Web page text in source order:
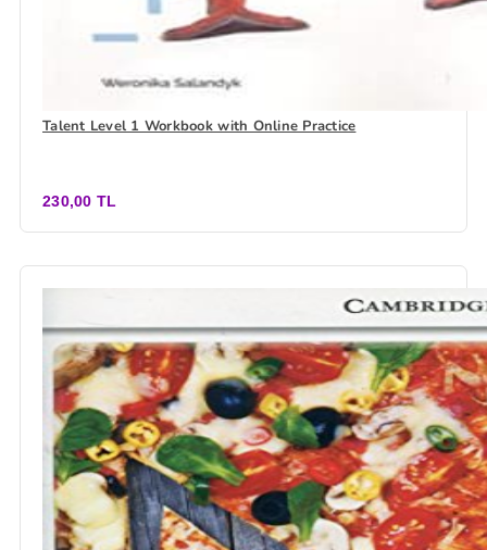
Talent Level 1 Workbook with Online Practice
230,00 TL